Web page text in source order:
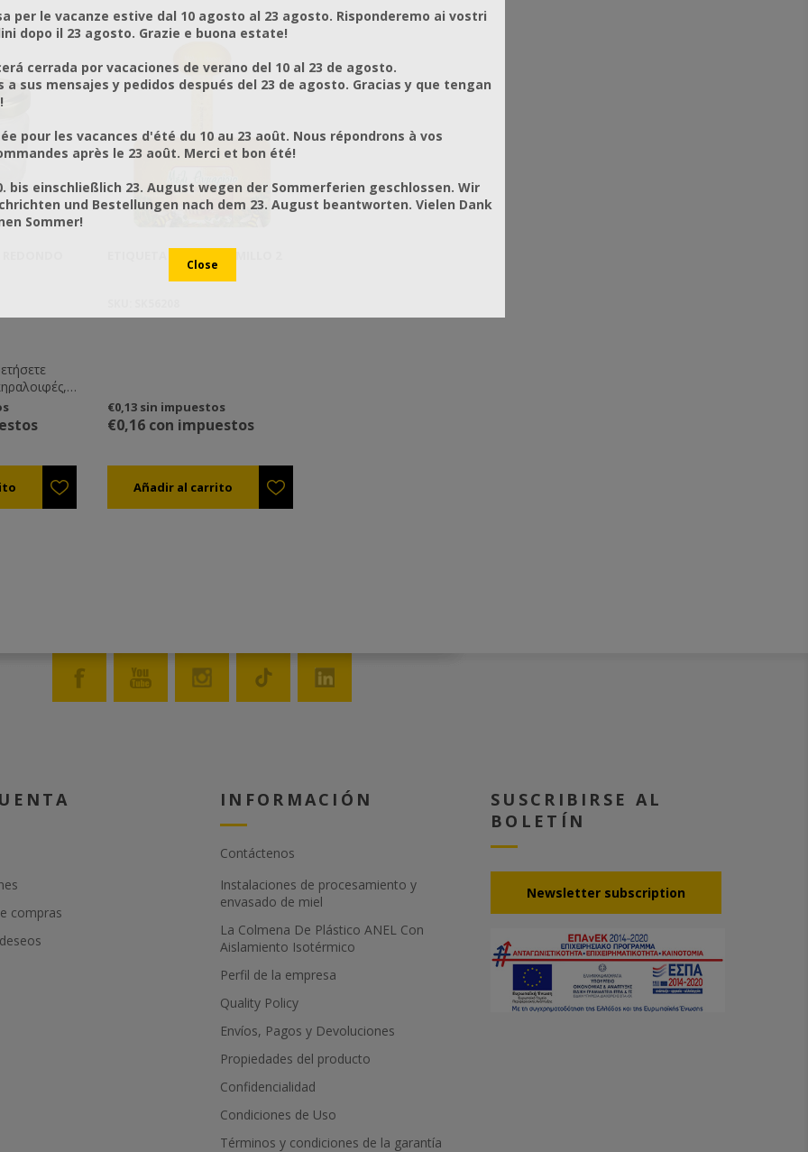
για
εσείς
€0,13 sin impuestos
€0,16 con impuestos
compras
INFORMACIÓN
Contáctenos
Instalaciones de procesamiento y
envasado de miel
La Colmena De Plástico ANEL Con
Aislamiento Isotérmico
Perfil de la empresa
Quality Policy
Envíos, Pagos y Devoluciones
Propiedades del producto
Confidencialidad
Condiciones de Uso
Términos y condiciones de la garantía
SUSCRIBIRSE AL
BOLETÍN
Νewsletter subscription
per le vacanze estive dal 10 agosto al 23 agosto. Risponderemo ai vostri
dopo il 23 agosto. Grazie e buona estate!
cerrada por vacaciones de verano del 10 al 23 de agosto.
a sus mensajes y pedidos después del 23 de agosto. Gracias y que tengan
pour les vacances d'été du 10 au 23 août. Nous répondrons à vos
après le 23 août. Merci et bon été!
bis einschließlich 23. August wegen der Sommerferien geschlossen. Wir
und Bestellungen nach dem 23. August beantworten. Vielen Dank
Sommer!